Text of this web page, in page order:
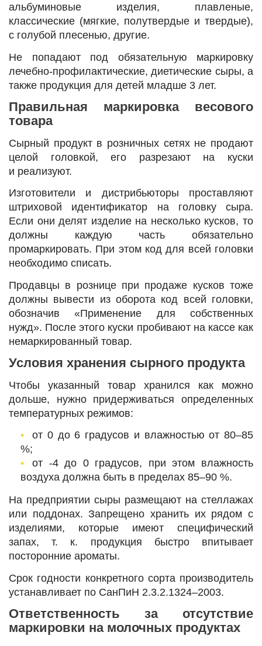
альбуминовые изделия, плавленые,
классические (мягкие, полутвердые и твердые),
с голубой плесенью, другие.
Не попадают под обязательную маркировку
лечебно-профилактические, диетические сыры, а
также продукция для детей младше 3 лет.
Правильная маркировка весового
товара
Сырный продукт в розничных сетях не продают
целой головкой, его разрезают на куски
и реализуют.
Изготовители и дистрибьюторы проставляют
штриховой идентификатор на головку сыра.
Если они делят изделие на несколько кусков, то
должны каждую часть обязательно
промаркировать. При этом код для всей головки
необходимо списать.
Продавцы в рознице при продаже кусков тоже
должны вывести из оборота код всей головки,
обозначив «Применение для собственных
нужд». После этого куски пробивают на кассе как
немаркированный товар.
Условия хранения сырного продукта
Чтобы указанный товар хранился как можно
дольше, нужно придерживаться определенных
температурных режимов:
от 0 до 6 градусов и влажностью от 80‒85
%;
от -4 до 0 градусов, при этом влажность
воздуха должна быть в пределах 85‒90 %.
На предприятии сыры размещают на стеллажах
или поддонах. Запрещено хранить их рядом с
изделиями, которые имеют специфический
запах, т. к. продукция быстро впитывает
посторонние ароматы.
Срок годности конкретного сорта производитель
устанавливает по СанПиН 2.3.2.1324‒2003.
Ответственность за отсутствие
маркировки на молочных продуктах